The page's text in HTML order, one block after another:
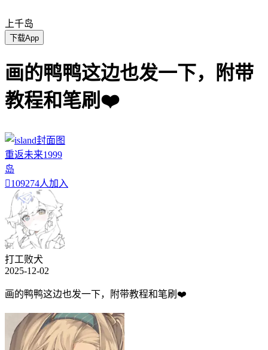
上千岛
下载App
画的鸭鸭这边也发一下，附带
教程和笔刷❤️
重返未来1999
岛
109274人加入
打工败犬
2025-12-02
画的鸭鸭这边也发一下，附带教程和笔刷❤️